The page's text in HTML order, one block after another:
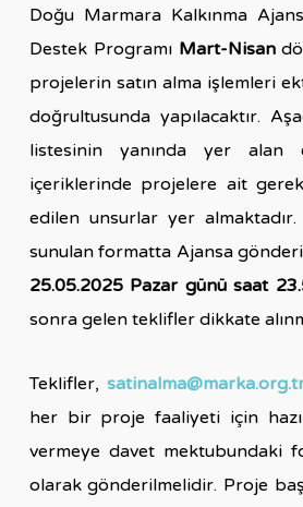
Doğu Marmara Kalkınma
Destek Programı Mart-Nisan
projelerin satın alma işlemleri
doğrultusunda yapılacaktır.
listesinin yanında yer alan
içeriklerinde projelere ait
edilen unsurlar yer
sunulan formatta Ajansa
25.05.2025 Pazar günü saat
sonra gelen teklifler dikkate
Teklifler,
her bir proje faaliyeti için
vermeye davet mektubundaki
olarak gönderilmelidir. Proje